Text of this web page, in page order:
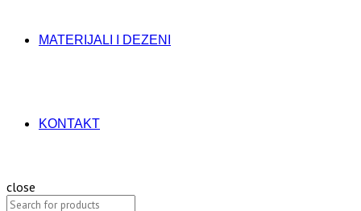
MATERIJALI I DEZENI
KONTAKT
close